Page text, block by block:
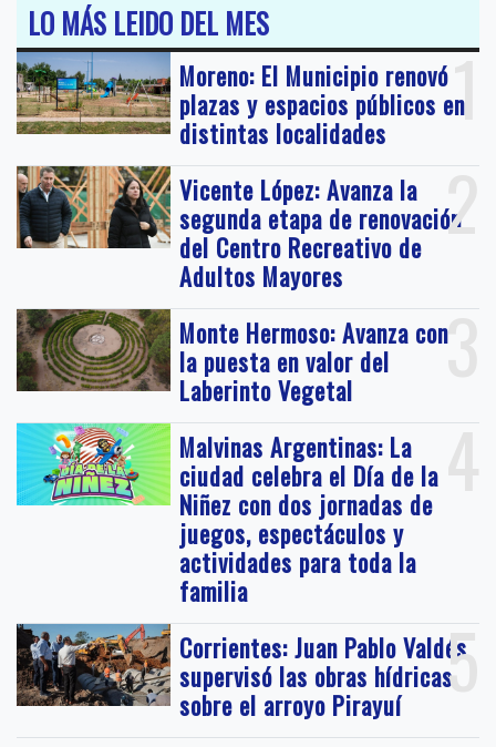
LO MÁS LEIDO DEL MES
1
Moreno: El Municipio renovó
plazas y espacios públicos en
distintas localidades
2
Vicente López: Avanza la
segunda etapa de renovación
del Centro Recreativo de
Adultos Mayores
3
Monte Hermoso: Avanza con
la puesta en valor del
Laberinto Vegetal
4
Malvinas Argentinas: La
ciudad celebra el Día de la
Niñez con dos jornadas de
juegos, espectáculos y
actividades para toda la
familia
5
Corrientes: Juan Pablo Valdés
supervisó las obras hídricas
sobre el arroyo Pirayuí